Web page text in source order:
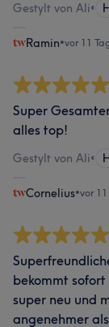
Gestylt von Ali•
Ramin•vor 11
Super
alles top!
Gestylt von Ali•
Cornelius•vor
bekommt
super neu und
angenehmer